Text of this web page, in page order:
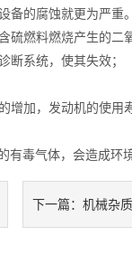
的腐蚀就更为严重。
燃料燃烧产生的二
断系统，使其失效；
加，发动机的使用寿
毒气体，会造成环境
下一篇：机械杂